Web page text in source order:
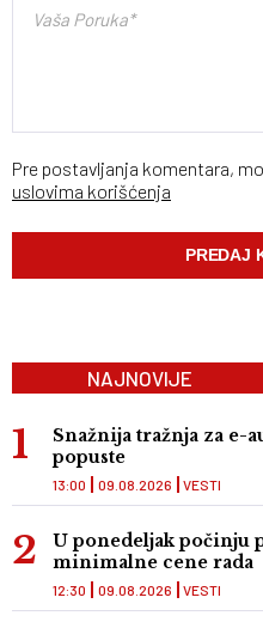
Pre postavljanja komentara,
uslovima korišćenja
NAJNOVIJE
Snažnija tražnja za e-
popuste
VESTI
13:00 09.08.2026
U ponedeljak počinju
minimalne cene rada
VESTI
12:30 09.08.2026